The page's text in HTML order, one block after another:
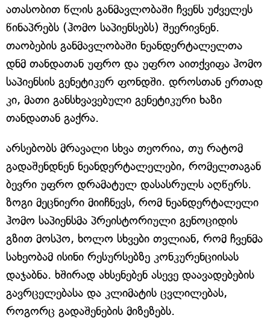
ათასობით წლის განმავლობაში ჩვენს უძველეს
წინაპრებს (ჰომო საპიენსებს) შეერივნენ.
თაობების განმავლობაში ნეანდერტალელთა
დნმ თანდათან უფრო და უფრო აითქვიფა ჰომო
საპიენსის გენეტიკურ ფონდში. დროსთან ერთად
კი, მათი განსხვავებული გენეტიკური ხაზი
თანდათან გაქრა.
არსებობს მრავალი სხვა თეორია, თუ რატომ
გადაშენდნენ ნეანდერტალელები, რომელთაგან
ბევრი უფრო დრამატულ დასასრულს აღწერს.
ზოგი მეცნიერი მიიჩნევს, რომ ნეანდერტალელი
ჰომო საპიენსმა პრეისტორიული გენოციდის
გზით მოსპო, ხოლო სხვები თვლიან, რომ ჩვენმა
სახეობამ ისინი რესურსებზე კონკურენციისას
დაჯაბნა. ხშირად ახსენებენ ასევე დაავადებების
გავრცელებასა და კლიმატის ცვლილებას,
როგორც გადაშენების მიზეზებს.